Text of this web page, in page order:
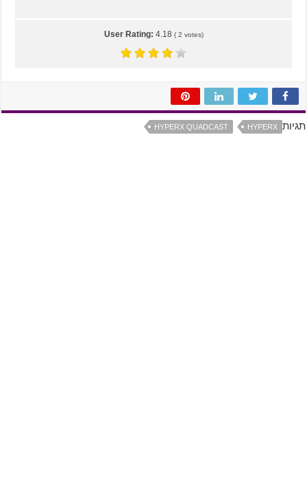
User Rating:4.18 (2 votes)
תגיות HYPERX
HYPERX QUADCAST